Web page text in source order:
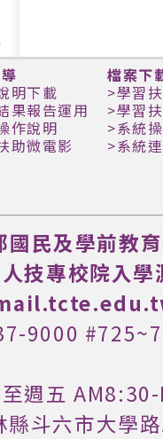
明下載
果報告運用
作說明
助微電影
檔案下
>學習
>學習
>系統
>系統
國民及學前教
技專校院入
9000
週五
斗六市大學